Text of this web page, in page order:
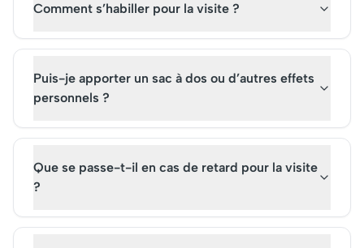
Comment s’habiller pour la visite ?
Puis-je apporter un sac à dos ou d’autres effets
personnels ?
Que se passe-t-il en cas de retard pour la visite
?